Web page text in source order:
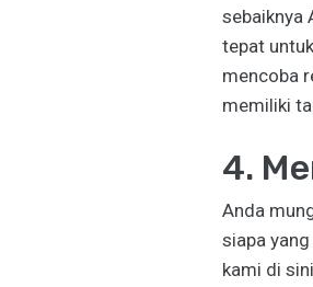
sebaiknya
tepat
mencoba
memiliki
4.
Anda
siapa
kami di